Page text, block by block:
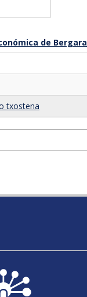
de Bergara
txostena